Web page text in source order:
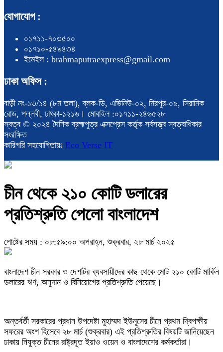
যোগাযোগ :
০১৭১১-৭০৩৫০০
০১৭১০-৫৪৯৪৩৪
ইমেইল : brahmaputraexpress@gmail.com
ঢাকা অফিস :
বাড়ী নং-১৩/১৪ (৮ম তলা), ব্লক-ডি, এভিনিউ-০২, মিরপুর-০৯, সিরামিক
রোড, পল্লবী, ঢাৎকা-১২১৬। মোবাইল :০১৭১১-২৪৬৫২৮
স্বত্ব © ২০২৪ দৈনিক ব্রহ্মপুত্র এক্সপ্রেস কর্তৃক সর্বসত্ত্ব স্বত্বাধিকার
সংরক্ষিত
কারিগরি সহযোগিতায়ঃ Eco Verse IT
চীন থেকে ২১০ কোটি ডলারের
প্রতিশ্রুতি পেলো বাংলাদেশ
পোষ্টের সময় : ০৮:৫৯:০০ অপরাহ্ন, শুক্রবার, ২৮ মার্চ ২০২৫
বাংলাদেশ চীন সরকার ও দেশটির ব্যবসায়ীদের কাছ থেকে মোট ২১০ কোটি মার্কিন
ডলারের ঋণ, অনুদান ও বিনিয়োগের প্রতিশ্রুতি পেয়েছে।
অন্তর্বর্তী সরকারের প্রধান উপদেষ্টা মুহাম্মদ ইউনূসের চীনে প্রথম দ্বিপক্ষীয়
সফরের অংশ হিসেবে ২৮ মার্চ (শুক্রবার) এই প্রতিশ্রুতির বিষয়টি জানিয়েছেন
ঢাকায় নিযুক্ত চীনের রাষ্ট্রদূত ইয়াও ওয়েন ও বাংলাদেশের কর্মকর্তারা।